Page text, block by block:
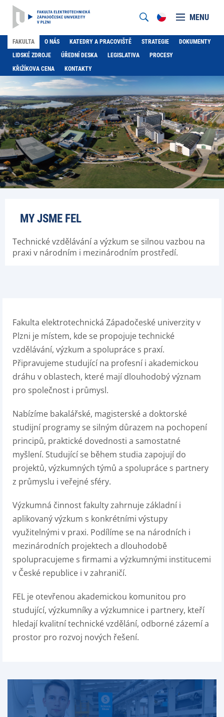
MENU
FAKULTA O NÁS KATEDRY A PRACOVIŠTĚ STRATEGIE
DOKUMENTY
LIDSKÉ ZDROJE
ÚŘEDNÍ DESKA LEGISLATIVA
PROCESY
KŘIŽÍKOVA CENA
KONTAKTY
MY JSME FEL
Technické vzdělávání a výzkum se silnou vazbou na
praxi v národním i mezinárodním prostředí.
Fakulta elektrotechnická Západočeské univerzity v
Plzni je místem, kde se propojuje technické
vzdělávání, výzkum a spolupráce s praxí.
Připravujeme studující na profesní i akademickou
dráhu v oblastech, které mají dlouhodobý význam
pro společnost i průmysl.
Nabízíme bakalářské, magisterské a doktorské
studijní programy se silným důrazem na pochopení
principů, praktické dovednosti a samostatné
myšlení. Studující se během studia zapojují do
projektů, výzkumných týmů a spolupráce s partnery
z průmyslu i veřejné sféry.
Výzkumná činnost fakulty zahrnuje základní i
aplikovaný výzkum s konkrétními výstupy
využitelnými v praxi. Podílíme se na národních i
mezinárodních projektech a dlouhodobě
spolupracujeme s firmami a výzkumnými institucemi
v České republice i v zahraničí.
FEL je otevřenou akademickou komunitou pro
studující, výzkumníky a výzkumnice i partnery, kteří
hledají kvalitní technické vzdělání, odborné zázemí a
prostor pro rozvoj nových řešení.